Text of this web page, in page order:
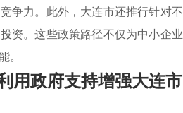
争力。此外，大连市还推行针对
资。这些政策路径不仅为中小企
。
用政府支持增强大连